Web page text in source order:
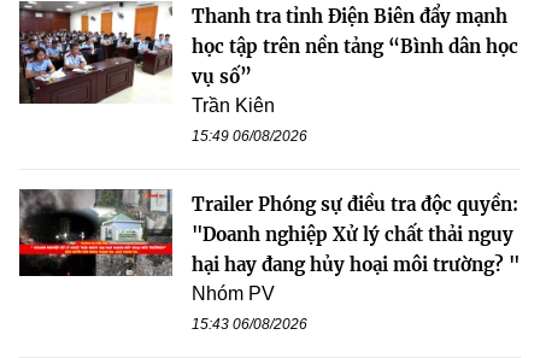
Thanh tra tỉnh Điện Biên đẩy mạnh
học tập trên nền tảng “Bình dân học
vụ số”
Trần Kiên
15:49 06/08/2026
Trailer Phóng sự điều tra độc quyền:
"Doanh nghiệp Xử lý chất thải nguy
hại hay đang hủy hoại môi trường? "
Nhóm PV
15:43 06/08/2026